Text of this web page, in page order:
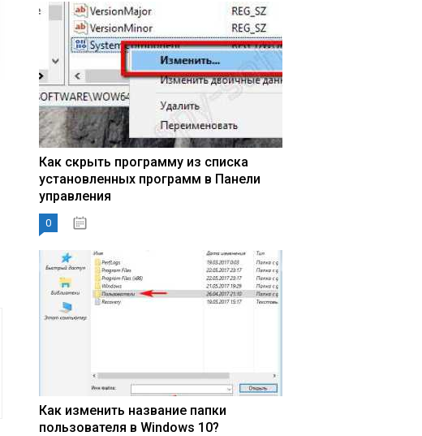
Как скрыть программу из списка
установленных программ в Панели
управления
0
Как изменить название папки
пользователя в Windows 10?